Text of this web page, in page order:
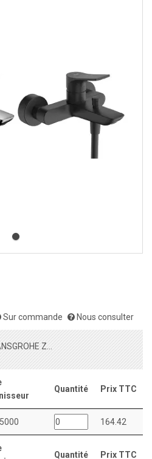
Sur commande Nous consulter
MITIGEUR BAIN DOUCHE HANSGROHE ZEBRIS CHROME
Quantité Prix TTC
Quantité Prix TTC
164.42